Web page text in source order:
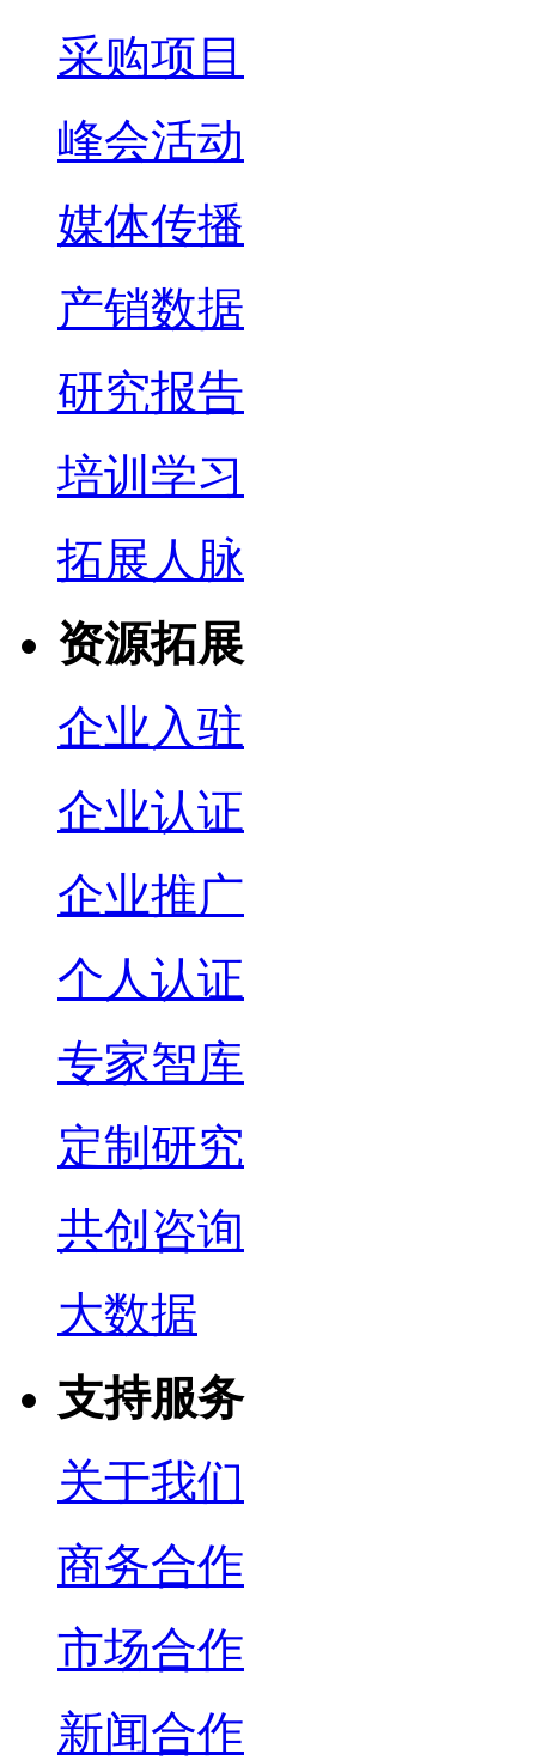
采购项目
峰会活动
媒体传播
产销数据
研究报告
培训学习
拓展人脉
资源拓展
企业入驻
企业认证
企业推广
个人认证
专家智库
定制研究
共创咨询
大数据
支持服务
关于我们
商务合作
市场合作
新闻合作